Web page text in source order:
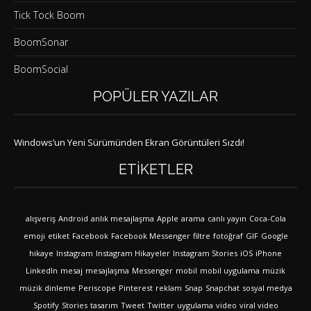
Tick Tock Boom
BoomSonar
BoomSocial
POPÜLER YAZILAR
Windows’un Yeni Sürümünden Ekran Görüntüleri Sızdı!
ETIKETLER
alışveriş Android anlık mesajlaşma Apple arama canlı yayın Coca-Cola
emoji etiket Facebook Facebook Messenger filtre fotoğraf GIF Google
hikaye Instagram Instagram Hikayeler Instagram Stories iOS iPhone
LinkedIn mesaj mesajlaşma Messenger mobil mobil uygulama müzik
müzik dinleme Periscope Pinterest reklam Snap Snapchat sosyal medya
Spotify Stories tasarım Tweet Twitter uygulama video viral video